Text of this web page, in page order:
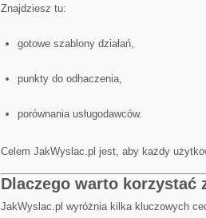
Znajdziesz tu:
gotowe szablony działań,
punkty do odhaczenia,
porównania usługodawców.
Celem JakWyslac.pl jest, aby każdy
Dlaczego warto korzystać
JakWyslac.pl wyróżnia kilka kluczowych